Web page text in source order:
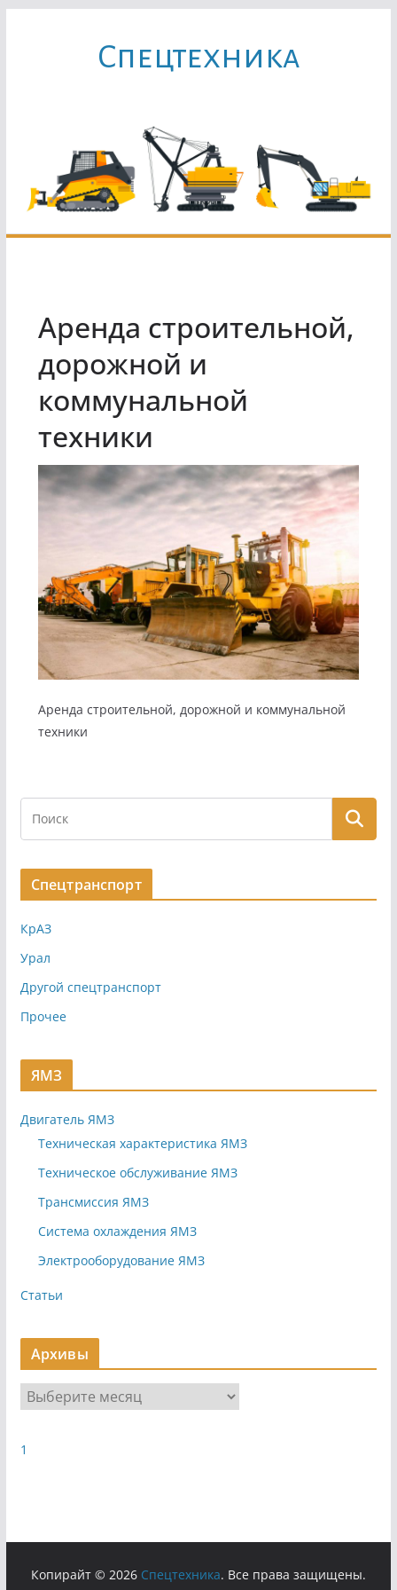
содержимомуCпецтехника
Аренда строительной,
дорожной и
коммунальной
техники
Аренда строительной, дорожной и коммунальной
техники
Спецтранспорт
КрАЗ
Урал
Другой спецтранспорт
Прочее
ЯМЗ
Двигатель ЯМЗ
Техническая характеристика ЯМЗ
Техническое обслуживание ЯМЗ
Трансмиссия ЯМЗ
Система охлаждения ЯМЗ
Электрооборудование ЯМЗ
Статьи
Архивы
р
и
1
Копирайт © 2026 Cпецтехника. Все права защищены.